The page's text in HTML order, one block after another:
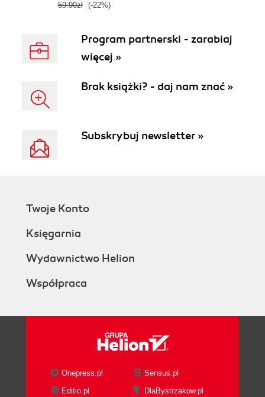
59.90zł (-22%)
Program partnerski - zarabiaj
więcej »
Brak książki? - daj nam znać »
Subskrybuj newsletter »
Twoje Konto
Księgarnia
Wydawnictwo Helion
Współpraca
Onepress.pl
Sensus.pl
Editio.pl
DlaBystrzakow.pl